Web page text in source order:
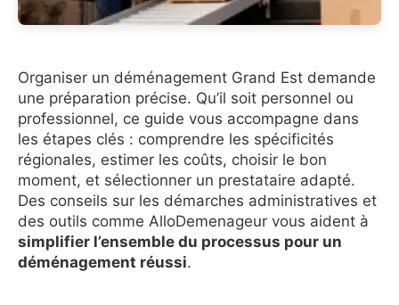
Organiser un déménagement Grand Est demande
une préparation précise. Qu’il soit personnel ou
professionnel, ce guide vous accompagne dans
les étapes clés : comprendre les spécificités
régionales, estimer les coûts, choisir le bon
moment, et sélectionner un prestataire adapté.
Des conseils sur les démarches administratives et
des outils comme AlloDemenageur vous aident à
simplifier l’ensemble du processus pour un
déménagement réussi.